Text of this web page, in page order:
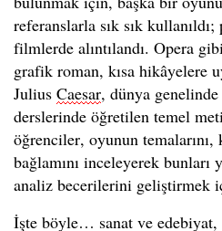
referanslarla sık sık
filmlerde alıntılandı. Opera
grafik roman, kısa hikâyelere
Julius Caesar, dünya
derslerinde öğretilen temel
öğrenciler, oyunun
bağlamını inceleyerek bunları
analiz becerilerini geliştirmek
İşte böyle… sanat ve